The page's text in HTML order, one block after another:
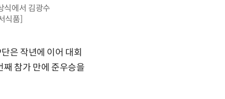
식에서 김광수
식품]
은 작년에 이어 대회
참가 만에 준우승을